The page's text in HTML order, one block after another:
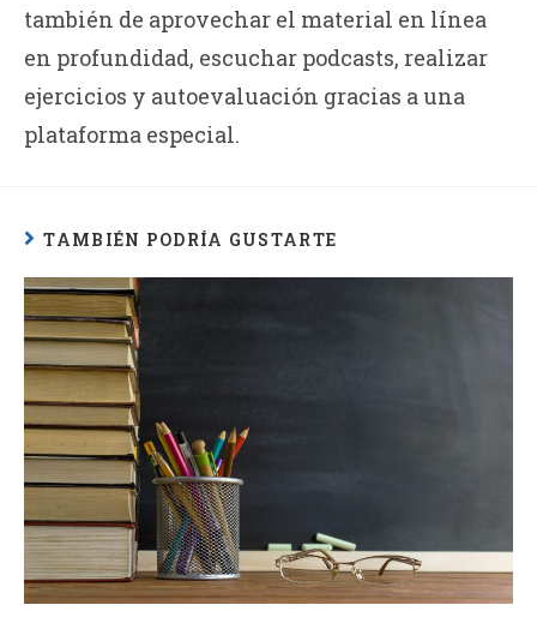
también de aprovechar el material en línea
en profundidad, escuchar podcasts, realizar
ejercicios y autoevaluación gracias a una
plataforma especial.
TAMBIÉN PODRÍA GUSTARTE